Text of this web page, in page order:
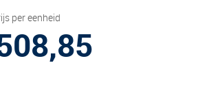
per eenheid